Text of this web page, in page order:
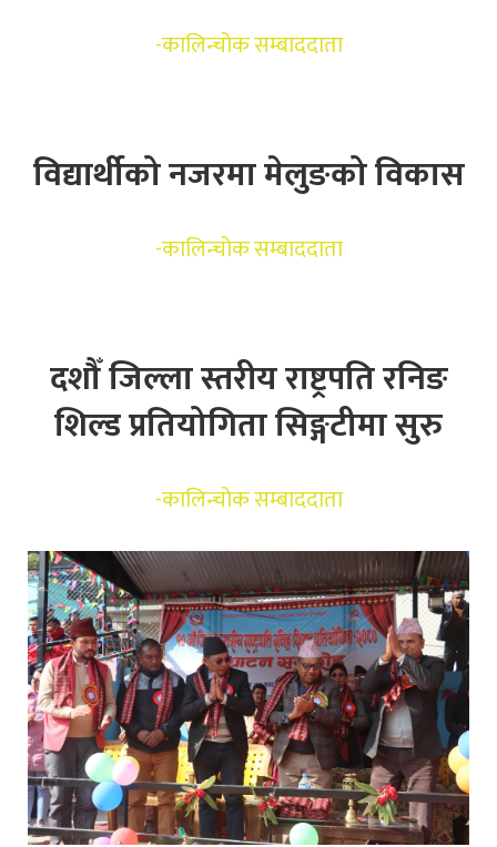
-कालिन्चोक सम्बाददाता
विद्यार्थीको नजरमा मेलुङको विकास
-कालिन्चोक सम्बाददाता
दशौँ जिल्ला स्तरीय राष्ट्रपति रनिङ
शिल्ड प्रतियोगिता सिङ्गटीमा सुरु
-कालिन्चोक सम्बाददाता